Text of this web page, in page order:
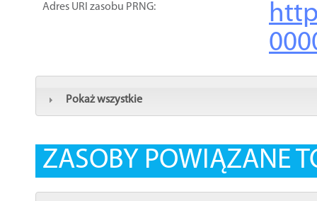
Adres URI zasobu PRNG:
Pokaż wszystkie
ZASOBY POWIĄZANE